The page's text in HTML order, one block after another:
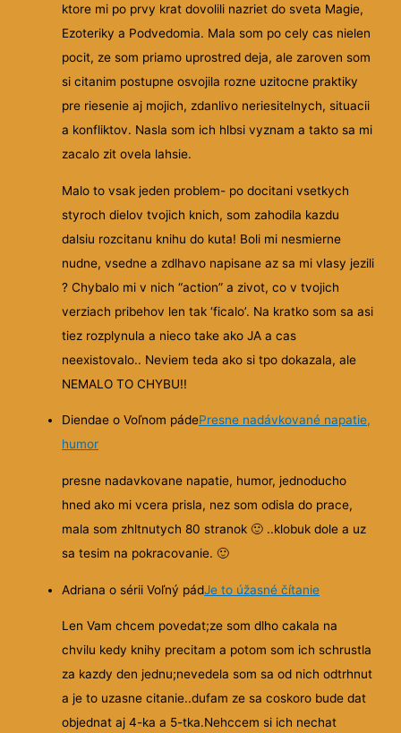
ktore mi po prvy krat dovolili nazriet do sveta Magie,
Ezoteriky a Podvedomia. Mala som po cely cas nielen
pocit, ze som priamo uprostred deja, ale zaroven som
si citanim postupne osvojila rozne uzitocne praktiky
pre riesenie aj mojich, zdanlivo neriesitelnych, situacii
a konfliktov. Nasla som ich hlbsi vyznam a takto sa mi
zacalo zit ovela lahsie.
Malo to vsak jeden problem- po docitani vsetkych
styroch dielov tvojich knich, som zahodila kazdu
dalsiu rozcitanu knihu do kuta! Boli mi nesmierne
nudne, vsedne a zdlhavo napisane az sa mi vlasy jezili
? Chybalo mi v nich “action” a zivot, co v tvojich
verziach pribehov len tak ‘ficalo’. Na kratko som sa asi
tiez rozplynula a nieco take ako JA a cas
neexistovalo.. Neviem teda ako si tpo dokazala, ale
NEMALO TO CHYBU!!
Diendae o Voľnom pádePresne nadávkované napatie,
humor
presne nadavkovane napatie, humor, jednoducho
hned ako mi vcera prisla, nez som odisla do prace,
mala som zhltnutych 80 stranok🙂 ..klobuk dole a uz
sa tesim na pokracovanie.🙂
Adriana o sérii Voľný pádJe to úžasné čítanie
Len Vam chcem povedat;ze som dlho cakala na
chvilu kedy knihy precitam a potom som ich schrustla
za kazdy den jednu;nevedela som sa od nich odtrhnut
a je to uzasne citanie..dufam ze sa coskoro bude dat
objednat aj 4-ka a 5-tka.Nehccem si ich nechat